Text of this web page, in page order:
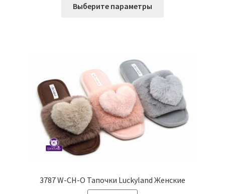
Выберите параметры
можно
выбрать
на
странице
товара.
3787 W-CH-O Тапочки Luckyland Женские